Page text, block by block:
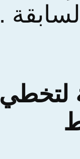
السابقة .
لتخطي